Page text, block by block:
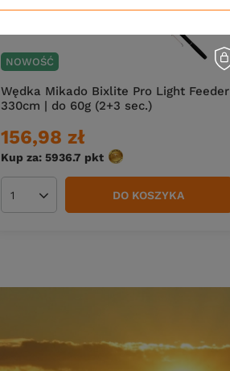
NOWOŚĆ
Wędka Mikado Bixlite Pro Light Feeder
330cm | do 60g (2+3 sec.)
156,98 zł
Kup za: 5936.7 pktpunktów
Ilość produktów DO KOSZYKA